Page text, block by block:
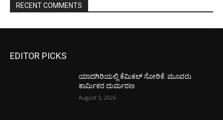
RECENT COMMENTS
EDITOR PICKS
ಯಾದಗಿರಿಯಲ್ಲಿ ಕೆಮಿಕಲ್ ಸೋರಿಕೆ: ಮೂವರು
ಕಾರ್ಮಿಕರ ದುರ್ಮರಣ
August 5, 2026